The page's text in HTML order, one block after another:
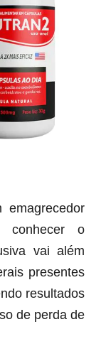
conhecer o
vai além
presentes
resultados
de perda de